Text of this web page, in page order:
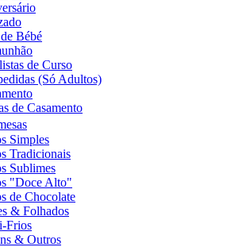
Bébé
de Curso
(Só Adultos)
de Casamento
Simples
Tradicionais
Sublimes
"Doce Alto"
de Chocolate
& Folhados
Frios
& Outros